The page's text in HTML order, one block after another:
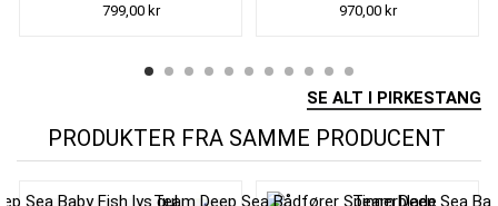
799,00 kr
970,00 kr
SE ALT I PIRKESTANG
PRODUKTER FRA SAMME PRODUCENT